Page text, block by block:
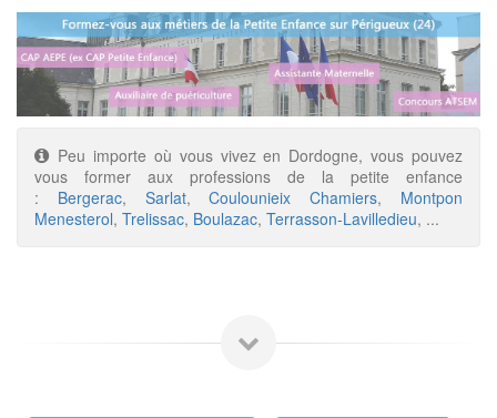
Peu importe où vous vivez en Dordogne, vous pouvez
vous former aux professions de la petite enfance
: Bergerac, Sarlat,Coulounieix Chamiers, Montpon
Menesterol, Trelissac, Boulazac, Terrasson-Lavilledieu, ...